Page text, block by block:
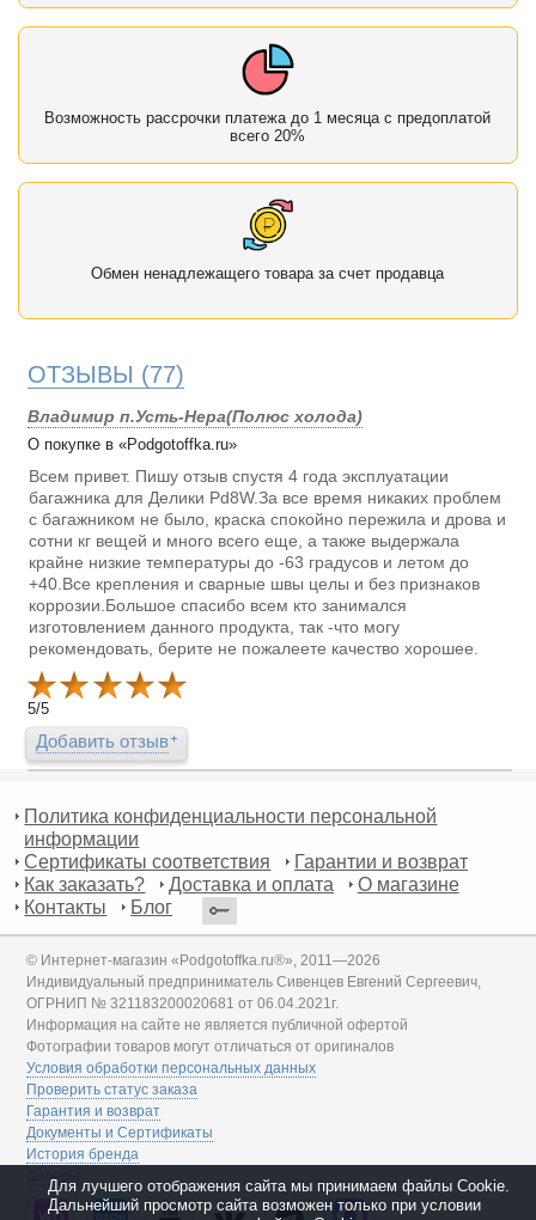
Возможность рассрочки платежа до 1 месяца с предоплатой
всего 20%
Обмен ненадлежащего товара за счет продавца
ОТЗЫВЫ (77)
Владимир п.Усть-Нера(Полюс холода)
О покупке в «Podgotoffka.ru»
Всем привет. Пишу отзыв спустя 4 года эксплуатации
багажника для Делики Pd8W.За все время никаких проблем
с багажником не было, краска спокойно пережила и дрова и
сотни кг вещей и много всего еще, а также выдержала
крайне низкие температуры до -63 градусов и летом до
+40.Все крепления и сварные швы целы и без признаков
коррозии.Большое спасибо всем кто занимался
изготовлением данного продукта, так -что могу
рекомендовать, берите не пожалеете качество хорошее.
5/5
Добавить отзыв
Политика конфиденциальности персональной
информации
Сертификаты соответствия
Гарантии и возврат
Как заказать?
Доставка и оплата
О магазине
Контакты
Блог
© Интернет-магазин «Podgotoffka.ru®», 2011—2026
Индивидуальный предприниматель Сивенцев Евгений Сергеевич,
ОГРНИП № 321183200020681 от 06.04.2021г.
Информация на сайте не является публичной офертой
Фотографии товаров могут отличаться от оригиналов
Условия обработки персональных данных
Проверить статус заказа
Гарантия и возврат
Документы и Сертификаты
История бренда
Дилеры
Для лучшего отображения сайта мы принимаем файлы Cookie.
Дальнейший просмотр сайта возможен только при условии